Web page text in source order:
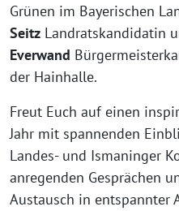
Grünen im Bayerischen
Seitz Landratskandidatin
Everwand
der Hainhalle.
Freut Euch auf einen
Jahr mit spannenden
Landes- und Ismaninger
anregenden Gesprächen
Austausch in entspannter